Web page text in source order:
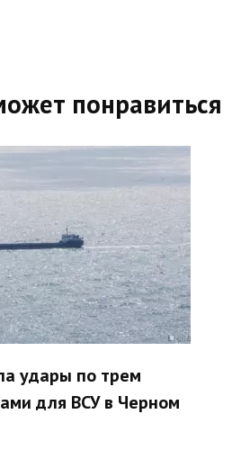
понравиться
удары по трем
для ВСУ в Черном